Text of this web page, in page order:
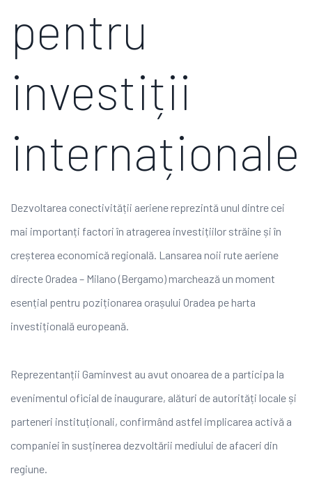
pentru
investiții
internaționale
Dezvoltarea conectivității aeriene reprezintă unul dintre cei
mai importanți factori în atragerea investițiilor străine și în
creșterea economică regională. Lansarea noii rute aeriene
directe Oradea – Milano (Bergamo) marchează un moment
esențial pentru poziționarea orașului Oradea pe harta
investițională europeană.
Reprezentanții Gaminvest au avut onoarea de a participa la
evenimentul oficial de inaugurare, alături de autorități locale și
parteneri instituționali, confirmând astfel implicarea activă a
companiei în susținerea dezvoltării mediului de afaceri din
regiune.